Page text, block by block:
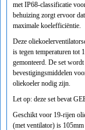
met IP68-classificatie
behuizing zorgt ervoor
maximale koelefficiëntie.
Deze
is tegen temperaturen tot
gemonteerd. De set
bevestigingsmiddelen
oliekoeler nodig zijn.
Let op: deze set bevat
Geschikt voor 19-rijen
(met ventilator) is